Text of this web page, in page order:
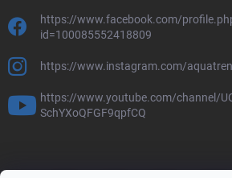
https://www.facebook.com/
id=100085552418809
https://www.instagram.com/
https://www.youtube.com/channel/
SchYXoQFGF9qpfCQ